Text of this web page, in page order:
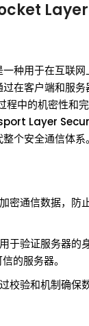
一种用于在互联
过在客户端和服
程中的机密性和
Layer
个安全通信体系。
密通信数据，防
于验证服务器的
的服务器。
校验和机制确保